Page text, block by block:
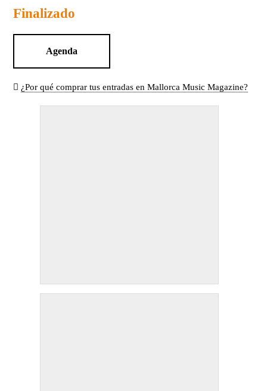
Finalizado
Agenda
¿Por qué comprar tus entradas en Mallorca Music Magazine?